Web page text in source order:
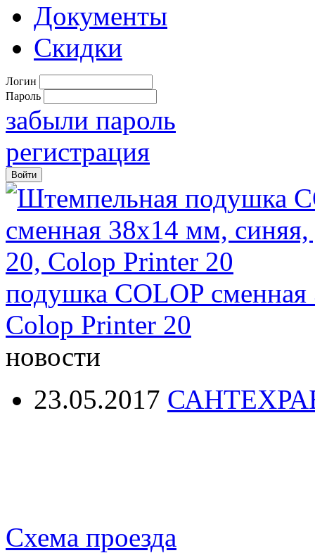
Документы
Скидки
Логин
Пароль
забыли пароль
регистрация
подушка COLOP
Colop Printer 20
новости
23.05.2017
Схема проезда